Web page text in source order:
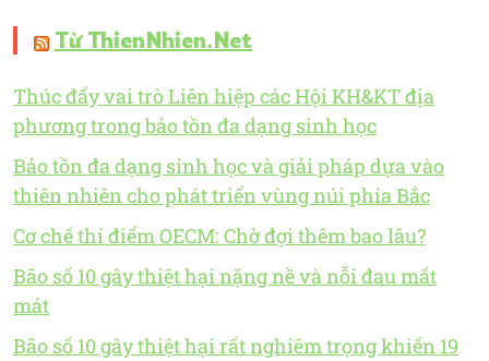
Từ ThienNhien.Net
Thúc đẩy vai trò Liên hiệp các Hội KH&KT địa
phương trong bảo tồn đa dạng sinh học
Bảo tồn đa dạng sinh học và giải pháp dựa vào
thiên nhiên cho phát triển vùng núi phía Bắc
Cơ chế thí điểm OECM: Chờ đợi thêm bao lâu?
Bão số 10 gây thiệt hại nặng nề và nỗi đau mất
mát
Bão số 10 gây thiệt hại rất nghiêm trọng khiến 19